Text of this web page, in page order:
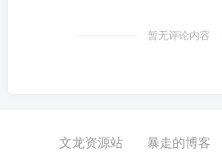
暂无评论内容
文龙资源站 暴走的博客